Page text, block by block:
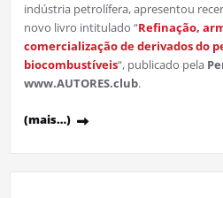
indústria petrolífera, apresentou
novo livro intitulado “Refinação,
comercialização de derivados do
biocombustíveis“, publicado pela
www.AUTORES.club.
(mais…)